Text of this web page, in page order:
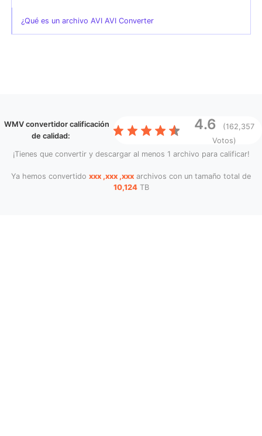
¿Qué es un archivo AVI AVI Converter
WMV convertidor calificación
de calidad:
4.6
(162,357
Votos)
¡Tienes que convertir y descargar al menos 1 archivo para calificar!
Ya hemos convertido xxx ,xxx ,xxx archivos con un tamaño total de
10,124TB